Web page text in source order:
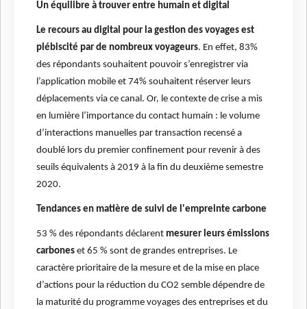
Un équilibre à trouver entre humain et digital
Le recours au digital pour la gestion des voyages est
plébiscité par de nombreux voyageurs. En effet, 83%
des répondants souhaitent pouvoir s’enregistrer via
l’application mobile et 74% souhaitent réserver leurs
déplacements via ce canal. Or, le contexte de crise a mis
en lumière l’importance du contact humain : le volume
d’interactions manuelles par transaction recensé a
doublé lors du premier confinement pour revenir à des
seuils équivalents à 2019 à la fin du deuxième semestre
2020.
Tendances en matière de suivi de l'empreinte carbone
53 % des répondants déclarent mesurer leurs émissions
carbones et 65 % sont de grandes entreprises. Le
caractère prioritaire de la mesure et de la mise en place
d’actions pour la réduction du CO2 semble dépendre de
la maturité du programme voyages des entreprises et du